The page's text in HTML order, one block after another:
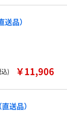
品）
) ￥11,906
送品）